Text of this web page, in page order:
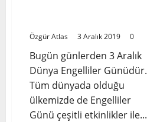
Özgür Atlas 3 Aralık 2019 0
Bugün günlerden 3 Aralık
Dünya Engelliler Günüdür.
Tüm dünyada olduğu
ülkemizde de Engelliler
Günü çeşitli etkinlikler ile...